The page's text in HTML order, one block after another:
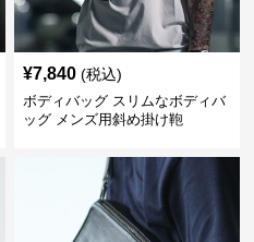
¥7,840 (税込)
ボディバッグ スリムなボディバ
ッグ メンズ用斜め掛け鞄